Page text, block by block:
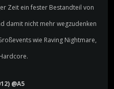
Zeit ein fester Bestandteil von
damit nicht mehr wegzudenken
wie Raving Nightmare,
@A5